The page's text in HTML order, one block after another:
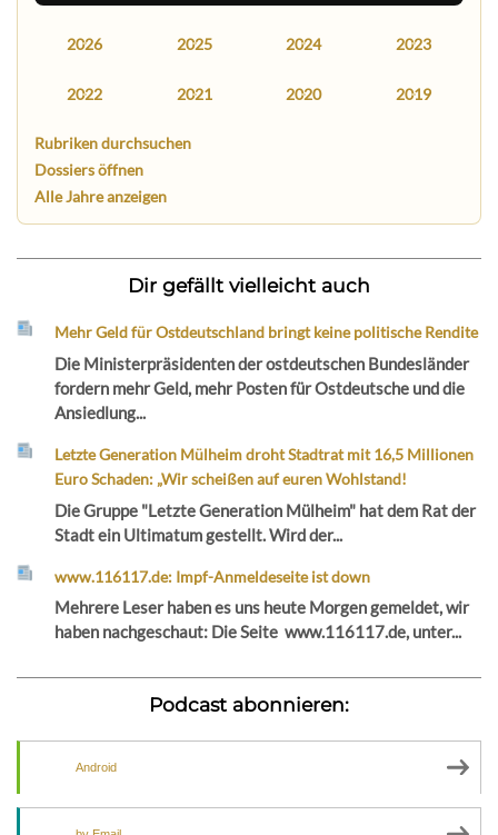
2026 2025 2024 2023
2022 2021 2020 2019
Rubriken durchsuchen
Dossiers öffnen
Alle Jahre anzeigen
Dir gefällt vielleicht auch
Mehr Geld für Ostdeutschland bringt keine politische Rendite
Die Ministerpräsidenten der ostdeutschen Bundesländer
fordern mehr Geld, mehr Posten für Ostdeutsche und die
Ansiedlung...
Letzte Generation Mülheim droht Stadtrat mit 16,5 Millionen
Euro Schaden: „Wir scheißen auf euren Wohlstand!
Die Gruppe "Letzte Generation Mülheim" hat dem Rat der
Stadt ein Ultimatum gestellt. Wird der...
www.116117.de: Impf-Anmeldeseite ist down
Mehrere Leser haben es uns heute Morgen gemeldet, wir
haben nachgeschaut: Die Seite www.116117.de, unter...
Podcast abonnieren:
Android